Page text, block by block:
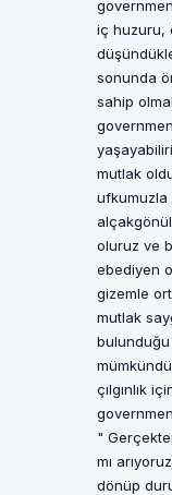
iç huzuru,
sonunda
sahip
mutlak
ufkumuzla
oluruz ve
ebediyen
gizemle
mutlak
bulunduğu
çılgınlık
"
mı
dönüp